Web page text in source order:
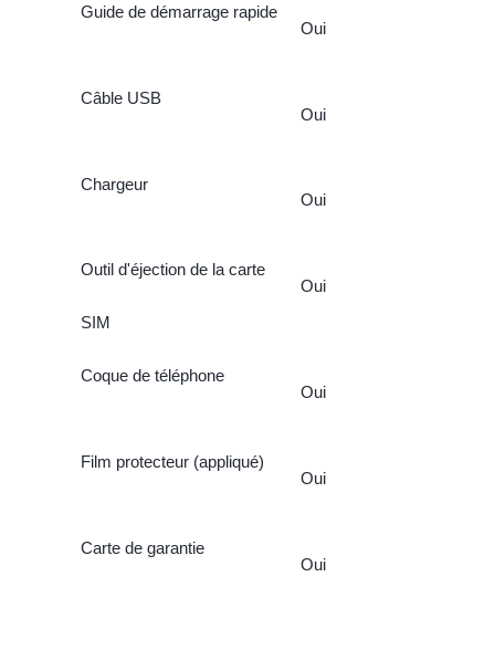
Guide de démarrage rapide
Oui
Câble USB
Oui
Chargeur
Oui
Outil d'éjection de la carte
SIM
Oui
Coque de téléphone
Oui
Film protecteur (appliqué)
Oui
Carte de garantie
Oui